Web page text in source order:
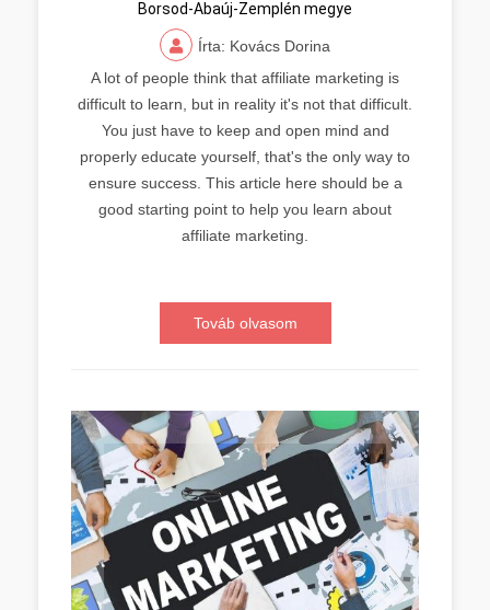
Borsod-Abaúj-Zemplén megye
Írta: Kovács Dorina
A lot of people think that affiliate marketing is
difficult to learn, but in reality it's not that difficult.
You just have to keep and open mind and
properly educate yourself, that's the only way to
ensure success. This article here should be a
good starting point to help you learn about
affiliate marketing.
Továb olvasom